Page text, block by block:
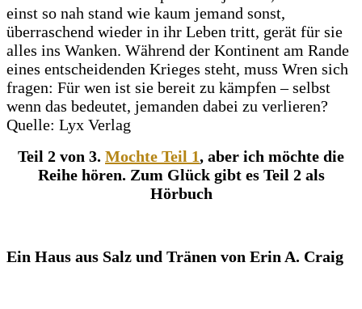
einst so nah stand wie kaum jemand sonst,
überraschend wieder in ihr Leben tritt, gerät für sie
alles ins Wanken. Während der Kontinent am Rande
eines entscheidenden Krieges steht, muss Wren sich
fragen: Für wen ist sie bereit zu kämpfen – selbst
wenn das bedeutet, jemanden dabei zu verlieren?
Quelle: Lyx Verlag
Teil 2 von 3. Mochte Teil 1, aber ich möchte die
Reihe hören. Zum Glück gibt es Teil 2 als
Hörbuch
Ein Haus aus Salz und Tränen von Erin A. Craig